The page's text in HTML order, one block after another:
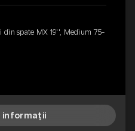
din spate MX 19'', Medium 75-
informații